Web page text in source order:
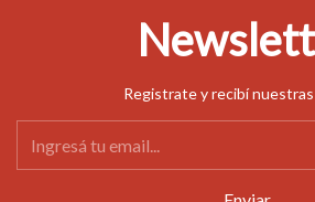
Registrate y recibí